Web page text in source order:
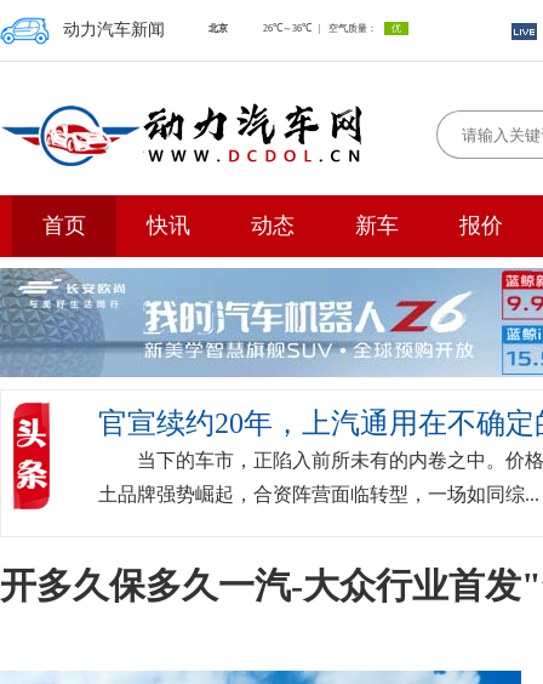
动力汽车新闻
首页 快讯 动态 新车 报价
官宣续约20年，上汽通用在不确
当下的车市，正陷入前所未有的内卷之中。价
土品牌强势崛起，合资阵营面临转型，一场如同综...
开多久保多久一汽-大众行业首